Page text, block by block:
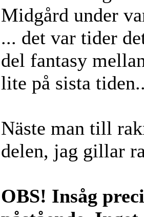
Midgård under
... det var tider
del fantasy
lite på sista
Näste man till
delen, jag gillar
OBS! Insåg